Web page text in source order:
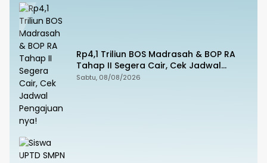
Rp4,1 Triliun BOS Madrasah & BOP RA
Tahap II Segera Cair, Cek Jadwal
Pengajuannya!
Sabtu, 08/08/2026